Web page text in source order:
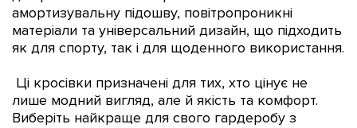
амортизувальну підошву, повітропроникні
матеріали та універсальний дизайн, що підходить
як для спорту, так і для щоденного використання.
Ці кросівки призначені для тих, хто цінує не
лише модний вигляд, але й якість та комфорт.
Виберіть найкраще для свого гардеробу з